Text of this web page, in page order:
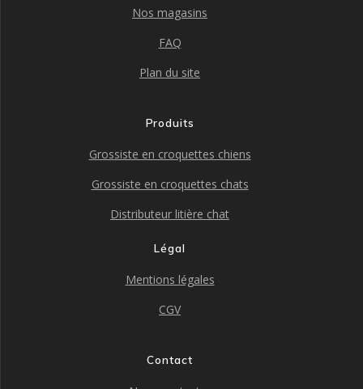
Nos magasins
FAQ
Plan du site
Produits
Grossiste en croquettes chiens
Grossiste en croquettes chats
Distributeur litière chat
Légal
Mentions légales
CGV
Contact